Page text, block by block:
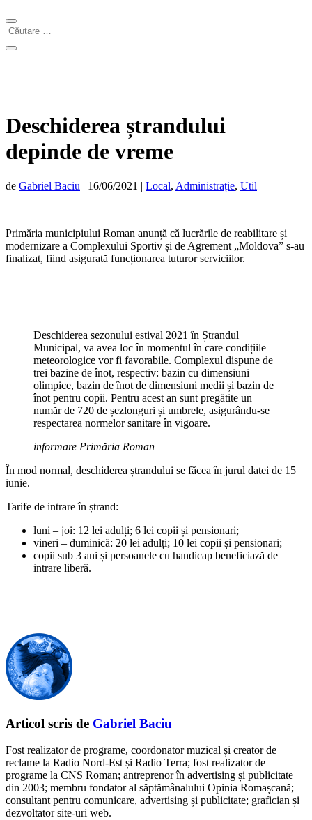
Deschiderea ștrandului
depinde de vreme
de Gabriel Baciu | 16/06/2021 | Local, Administrație, Util
Primăria municipiului Roman anunță că lucrările de reabilitare și
modernizare a Complexului Sportiv și de Agrement „Moldova” s-au
finalizat, fiind asigurată funcționarea tuturor serviciilor.
Deschiderea sezonului estival 2021 în Ștrandul
Municipal, va avea loc în momentul în care condițiile
meteorologice vor fi favorabile. Complexul dispune de
trei bazine de înot, respectiv: bazin cu dimensiuni
olimpice, bazin de înot de dimensiuni medii și bazin de
înot pentru copii. Pentru acest an sunt pregătite un
număr de 720 de șezlonguri și umbrele, asigurându-se
respectarea normelor sanitare în vigoare.
informare Primăria Roman
În mod normal, deschiderea ștrandului se făcea în jurul datei de 15
iunie.
Tarife de intrare în ștrand:
luni – joi: 12 lei adulți; 6 lei copii și pensionari;
vineri – duminică: 20 lei adulți; 10 lei copii și pensionari;
copii sub 3 ani și persoanele cu handicap beneficiază de
intrare liberă.
Articol scris de Gabriel Baciu
Fost realizator de programe, coordonator muzical și creator de
reclame la Radio Nord-Est și Radio Terra; fost realizator de
programe la CNS Roman; antreprenor în advertising și publicitate
din 2003; membru fondator al săptămânalului Opinia Romașcană;
consultant pentru comunicare, advertising și publicitate; grafician și
dezvoltator site-uri web.